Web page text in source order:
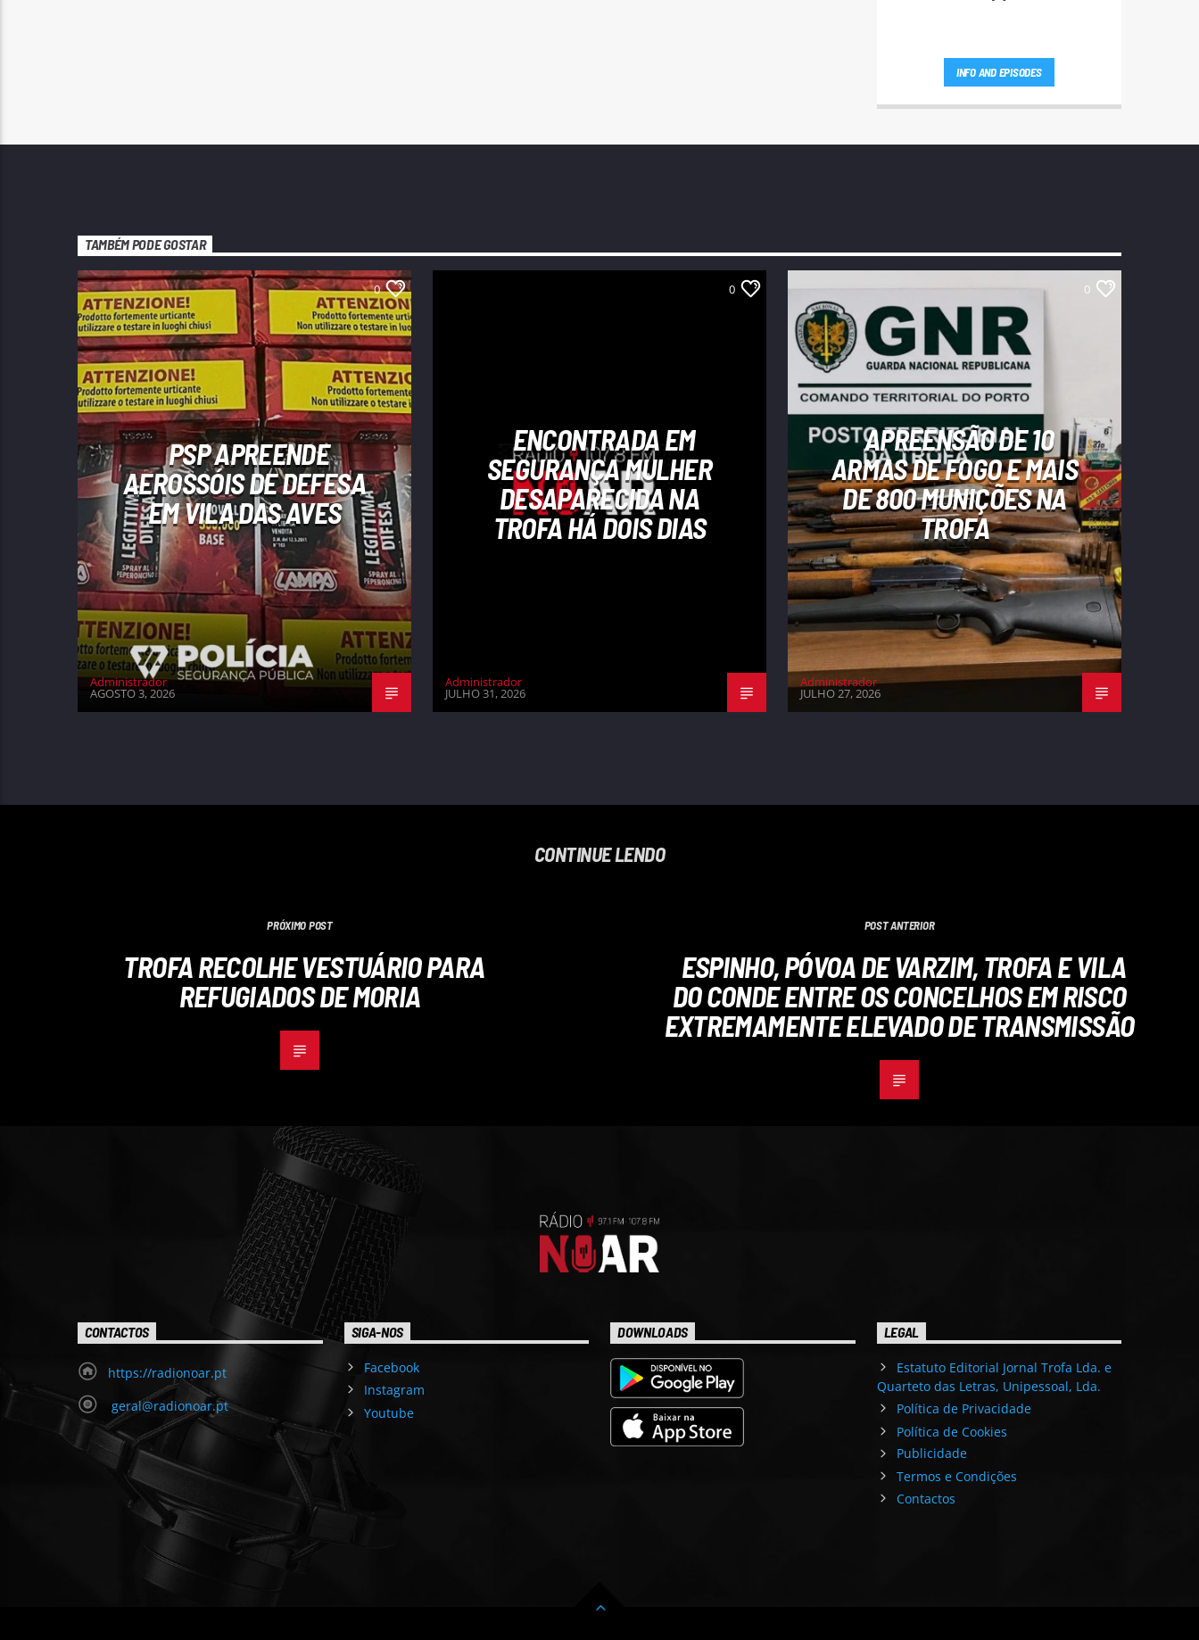
INFO AND EPISODES
TAMBÉM PODE GOSTAR
0
PSP APREENDE
AEROSSÓIS DE DEFESA
EM VILA DAS AVES
Administrador
AGOSTO 3, 2026
0
ENCONTRADA EM
SEGURANÇA MULHER
DESAPARECIDA NA
TROFA HÁ DOIS DIAS
Administrador
JULHO 31, 2026
0
APREENSÃO DE 10
ARMAS DE FOGO E MAIS
DE 800 MUNIÇÕES NA
TROFA
Administrador
JULHO 27, 2026
CONTINUE LENDO
PRÓXIMO POST
TROFA RECOLHE VESTUÁRIO PARA
REFUGIADOS DE MORIA
POST ANTERIOR
ESPINHO, PÓVOA DE VARZIM, TROFA E VILA
DO CONDE ENTRE OS CONCELHOS EM RISCO
EXTREMAMENTE ELEVADO DE TRANSMISSÃO
CONTACTOS
https://radionoar.pt
geral@radionoar.pt
SIGA-NOS
Facebook
Instagram
Youtube
DOWNLOADS LEGAL
Estatuto Editorial Jornal Trofa Lda. e
Quarteto das Letras, Unipessoal, Lda.
Política de Privacidade
Política de Cookies
Publicidade
Termos e Condições
Contactos